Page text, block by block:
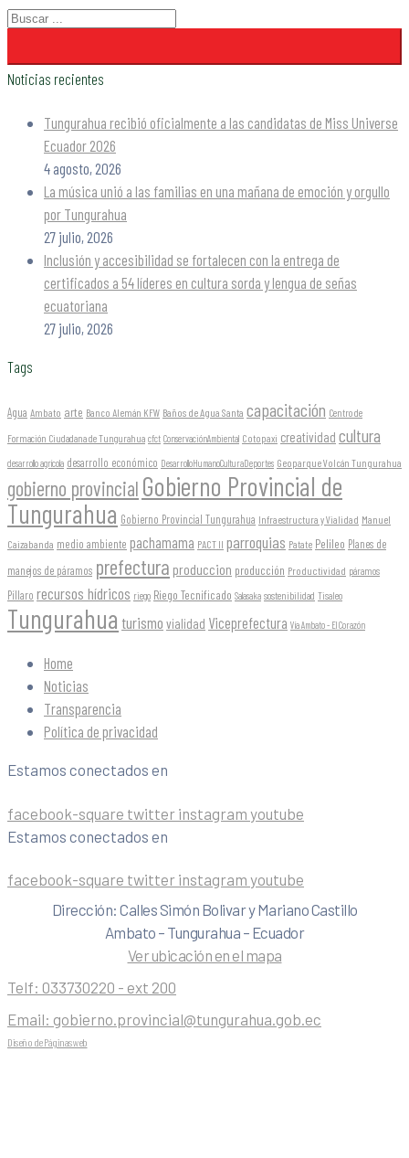
Noticias recientes
Tungurahua recibió oficialmente a las candidatas de Miss Universe
Ecuador 2026
4 agosto, 2026
La música unió a las familias en una mañana de emoción y orgullo
por Tungurahua
27 julio, 2026
Inclusión y accesibilidad se fortalecen con la entrega de
certificados a 54 líderes en cultura sorda y lengua de señas
ecuatoriana
27 julio, 2026
Tags
Agua Ambato arte Banco Alemán KFW Baños de Agua Santa capacitación Centro de
Formación Ciudadana de Tungurahua cfct ConservaciónAmbiental Cotopaxi creatividad cultura
desarrollo agrícola desarrollo económico DesarrolloHumanoCulturaDeportes Geoparque Volcán Tungurahua
gobierno provincial Gobierno Provincial de
Tungurahua Gobierno Provincial Tungurahua Infraestructura y Vialidad Manuel
Caizabanda medio ambiente pachamama PACT II parroquias Patate Pelileo Planes de
manejos de páramos prefectura produccion producción Productividad páramos
Píllaro recursos hídricos riego Riego Tecnificado Salasaka sostenibilidad Tisaleo
Tungurahua turismo vialidad Viceprefectura Vía Ambato - El Corazón
Home
Noticias
Transparencia
Política de privacidad
Estamos conectados en
facebook-square twitter instagram youtube
Estamos conectados en
facebook-square twitter instagram youtube
Dirección: Calles Simón Bolivar y Mariano Castillo
Ambato – Tungurahua – Ecuador
Ver ubicación en el mapa
Telf: 033730220 - ext 200
Email: gobierno.provincial@tungurahua.gob.ec
Diseño de Páginas web